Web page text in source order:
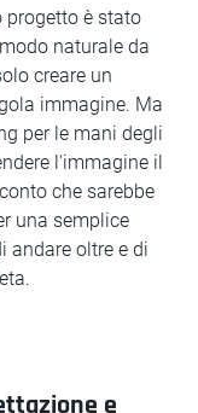
progetto è stato
naturale da
creare un
immagine. Ma
per le mani degli
l'immagine il
che sarebbe
una semplice
andare oltre e di
e